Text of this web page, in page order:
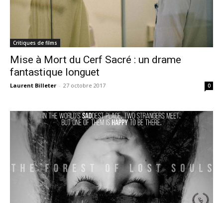
Critiques de films
Mise à Mort du Cerf Sacré : un drame
fantastique longuet
Laurent Billeter - 27 octobre 2017 0